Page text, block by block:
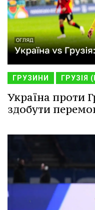
ГРУЗИНИ ГРУЗІЯ
Україна проти
здобути